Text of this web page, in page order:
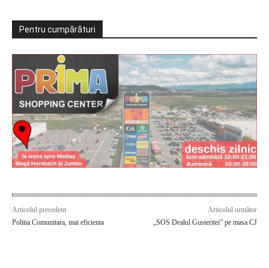
Pentru cumpărături
Articolul precedent
Politia Comunitara, mai eficienta
Articolul următor
„SOS Dealul Gusteritei” pe masa CJ